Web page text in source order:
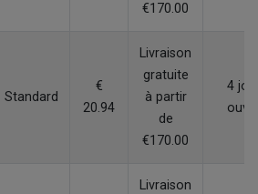
€170.00
Standard
€
20.94
Livraison
gratuite
à partir
de
€170.00
4
Livraison